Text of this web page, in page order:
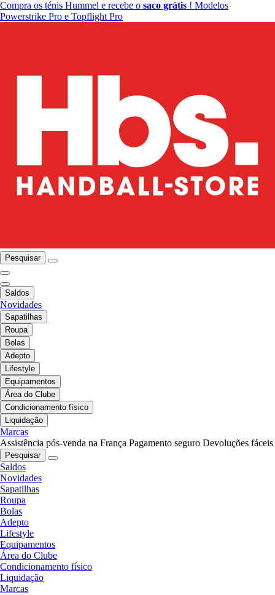
Compra os ténis Hummel e recebe o saco grátis ! Modelos
Powerstrike Pro e Topflight Pro
Pesquisar
Saldos
Novidades
Sapatilhas
Roupa
Bolas
Adepto
Lifestyle
Equipamentos
Área do Clube
Condicionamento físico
Liquidação
Marcas
Assistência pós-venda na França Pagamento seguro Devoluções fáceis
Pesquisar
Saldos
Novidades
Sapatilhas
Roupa
Bolas
Adepto
Lifestyle
Equipamentos
Área do Clube
Condicionamento físico
Liquidação
Marcas